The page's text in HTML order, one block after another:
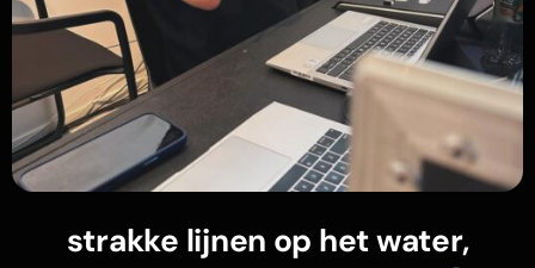
strakke lijnen op het water,